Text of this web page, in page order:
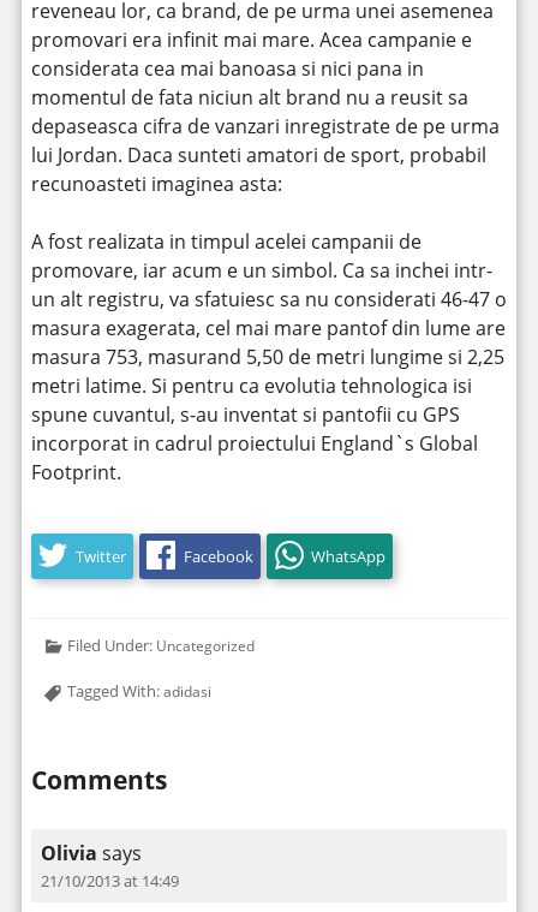
reveneau lor, ca brand, de pe urma unei asemenea
promovari era infinit mai mare. Acea campanie e
considerata cea mai banoasa si nici pana in
momentul de fata niciun alt brand nu a reusit sa
depaseasca cifra de vanzari inregistrate de pe urma
lui Jordan. Daca sunteti amatori de sport, probabil
recunoasteti imaginea asta:
A fost realizata in timpul acelei campanii de
promovare, iar acum e un simbol. Ca sa inchei intr-
un alt registru, va sfatuiesc sa nu considerati 46-47 o
masura exagerata, cel mai mare pantof din lume are
masura 753, masurand 5,50 de metri lungime si 2,25
metri latime. Si pentru ca evolutia tehnologica isi
spune cuvantul, s-au inventat si pantofii cu GPS
incorporat in cadrul proiectului England`s Global
Footprint.
Twitter Facebook WhatsApp
Filed Under: Uncategorized
Tagged With:adidasi
Comments
Olivia says
21/10/2013 at 14:49